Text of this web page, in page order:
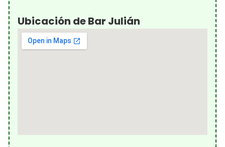
Ubicación de Bar Julián